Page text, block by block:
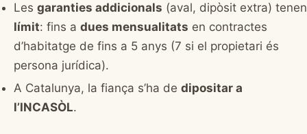
Les garanties addicionals (aval, dipòsit extra) tenen
límit: fins a dues mensualitats en contractes
d’habitatge de fins a 5 anys (7 si el propietari és
persona jurídica).
A Catalunya, la fiança s’ha de dipositar a
l’INCASÒL.